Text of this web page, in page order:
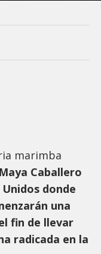
marimba
Caballero
donde
una
fin de llevar
radicada en la